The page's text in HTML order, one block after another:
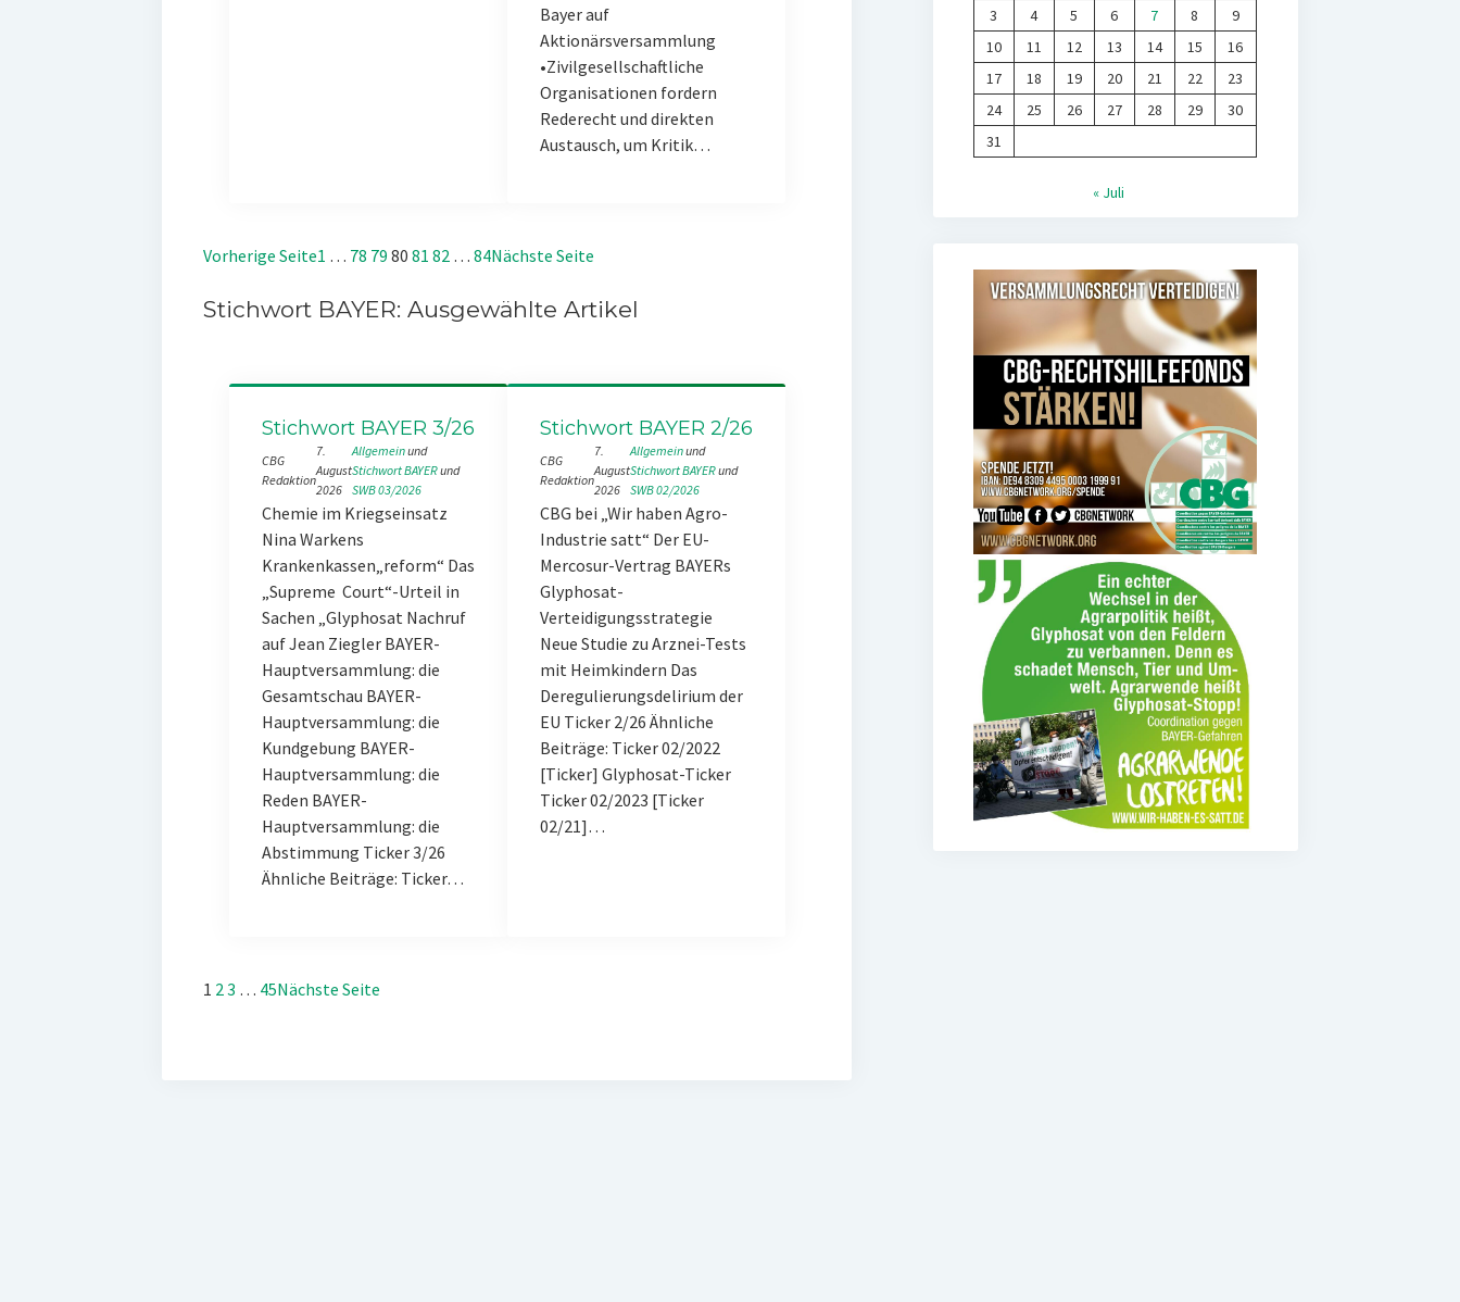
Bayer auf
Aktionärsversammlung
•Zivilgesellschaftliche
Organisationen fordern
Rederecht und direkten
Austausch, um Kritik…
Vorherige Seite1 … 78 79 80 81 82 … 84Nächste Seite
Stichwort BAYER: Ausgewählte Artikel
Stichwort BAYER 3/26
CBG
Redaktion
7.
August
2026
Allgemein
und
Stichwort BAYER
und
SWB 03/2026
Chemie im Kriegseinsatz
Nina Warkens
Krankenkassen„reform“ Das
„Supreme Court“-Urteil in
Sachen „Glyphosat Nachruf
auf Jean Ziegler BAYER-
Hauptversammlung: die
Gesamtschau BAYER-
Hauptversammlung: die
Kundgebung BAYER-
Hauptversammlung: die
Reden BAYER-
Hauptversammlung: die
Abstimmung Ticker 3/26
Ähnliche Beiträge: Ticker…
Stichwort BAYER 2/26
CBG
Redaktion
7.
August
2026
Allgemein
und
Stichwort BAYER
und
SWB 02/2026
CBG bei „Wir haben Agro-
Industrie satt“ Der EU-
Mercosur-Vertrag BAYERs
Glyphosat-
Verteidigungsstrategie
Neue Studie zu Arznei-Tests
mit Heimkindern Das
Deregulierungsdelirium der
EU Ticker 2/26 Ähnliche
Beiträge: Ticker 02/2022
[Ticker] Glyphosat-Ticker
Ticker 02/2023 [Ticker
02/21]…
1 23 … 45Nächste Seite
3
4 5 6 7 8
9
10
11 12 13 14 15
16
17
18 19 20 21 22
23
24
25 26 27 28 29
30
31
« Juli